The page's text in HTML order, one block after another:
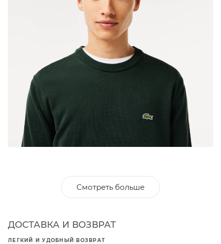
Смотреть больше
ДОСТАВКА И ВОЗВРАТ
ЛЕГКИЙ И УДОБНЫЙ ВОЗВРАТ